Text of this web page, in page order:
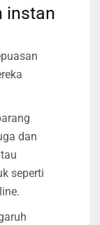
instan
dan
seperti